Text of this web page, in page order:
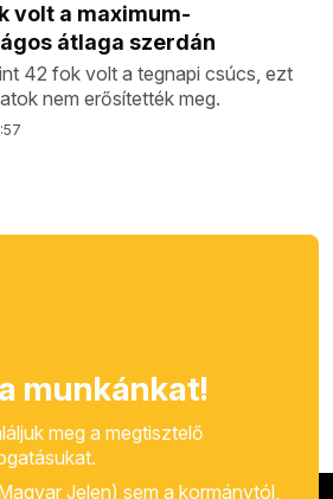
volt a maximum-
átlaga szerdán
42 fok volt a tegnapi csúcs, ezt
nem erősítették meg.
munkánkat!
meg a megtisztelő
Jelen) sem a kormánytól,